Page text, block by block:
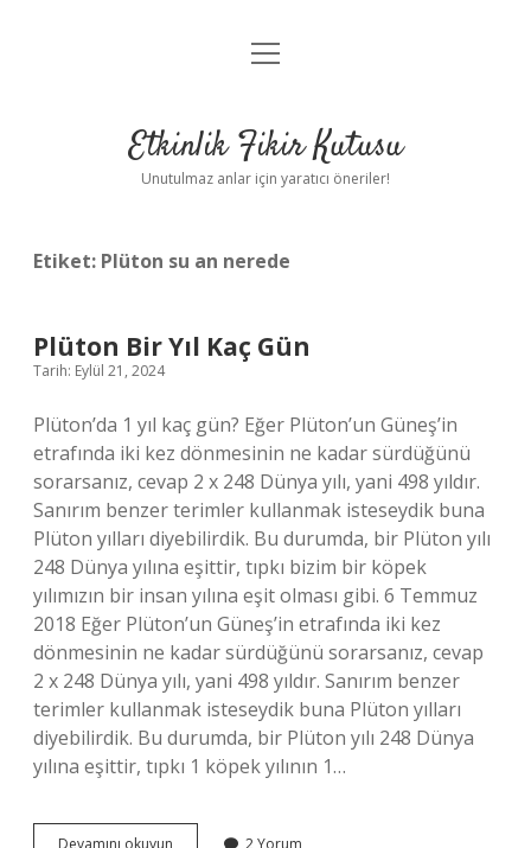
Anasayfa
Yasal Uyarı
menüyü
Etkinlik Fikir Kutusu
Unutulmaz anlar için yaratıcı öneriler!
Etiket: Plüton su an nerede
Plüton Bir Yıl Kaç Gün
Tarih: Eylül 21, 2024
Plüton’da 1 yıl kaç gün? Eğer Plüton’un Güneş’in
etrafında iki kez dönmesinin ne kadar sürdüğünü
sorarsanız, cevap 2 x 248 Dünya yılı, yani 498 yıldır.
Sanırım benzer terimler kullanmak isteseydik buna
Plüton yılları diyebilirdik. Bu durumda, bir Plüton yılı
248 Dünya yılına eşittir, tıpkı bizim bir köpek
yılımızın bir insan yılına eşit olması gibi. 6 Temmuz
2018 Eğer Plüton’un Güneş’in etrafında iki kez
dönmesinin ne kadar sürdüğünü sorarsanız, cevap
2 x 248 Dünya yılı, yani 498 yıldır. Sanırım benzer
terimler kullanmak isteseydik buna Plüton yılları
diyebilirdik. Bu durumda, bir Plüton yılı 248 Dünya
yılına eşittir, tıpkı 1 köpek yılının 1…
Devamını okuyun 2 Yorum